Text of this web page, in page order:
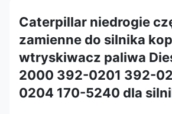
Caterpillar niedrogie
zamienne do silnika
wtryskiwacz paliwa
2000 392-0201 392-
0204 170-5240 dla